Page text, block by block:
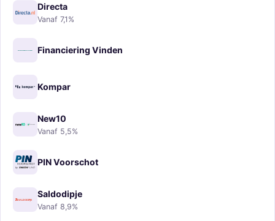
Directa
Vanaf 7,1%
Financiering Vinden
Kompar
New10
Vanaf 5,5%
PIN Voorschot
Saldodipje
Vanaf 8,9%